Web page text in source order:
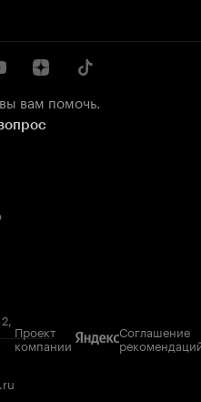
вам помочь.
Проект
компании
Соглашение